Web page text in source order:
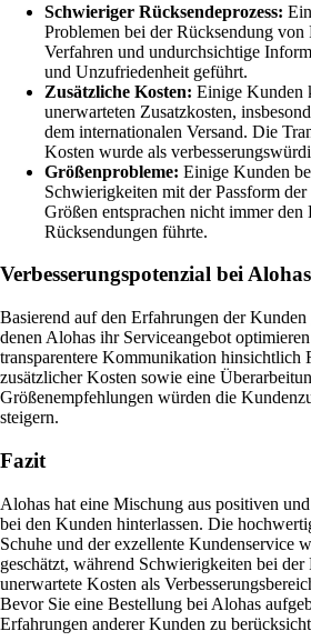
Schwieriger Rücksendeprozess:
Problemen bei der Rücksendung
Verfahren und undurchsichtige
und Unzufriedenheit geführt.
Zusätzliche Kosten: Einige Kunden
unerwarteten Zusatzkosten,
dem internationalen Versand. Die
Kosten wurde als
Größenprobleme: Einige Kunden
Schwierigkeiten mit der Passform
Größen entsprachen nicht immer den
Rücksendungen führte.
Verbesserungspotenzial bei Alohas
Basierend auf den Erfahrungen der
denen Alohas ihr Serviceangebot
transparentere Kommunikation hinsichtlich
zusätzlicher Kosten sowie eine
Größenempfehlungen würden die
steigern.
Fazit
Alohas hat eine Mischung aus positiven
bei den Kunden hinterlassen. Die
Schuhe und der exzellente Kundenservice
geschätzt, während Schwierigkeiten bei der
unerwartete Kosten als
Bevor Sie eine Bestellung bei Alohas
Erfahrungen anderer Kunden zu